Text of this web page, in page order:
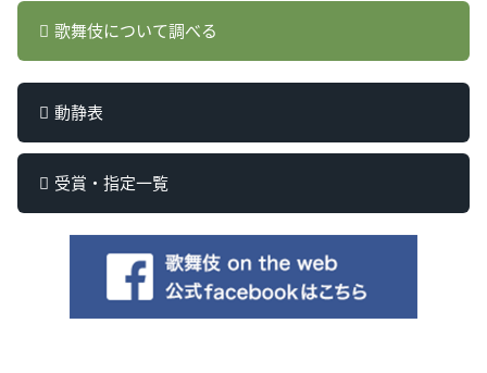
歌舞伎について調べる
動静表
受賞・指定一覧